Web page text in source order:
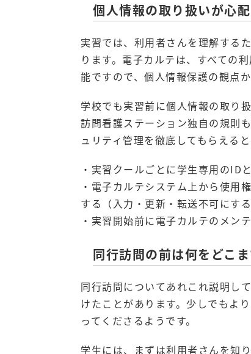
個人情報の取り扱いが心
実習では、利用者さんを理解する
ります。電子カルテは、すべての
能ですので、個人情報保護の観点
学校でも実習前に個人情報の取り
訪問看護ステーション独自の規則
ュリティ管理を徹底してもらえると
・実習クールごとに学生専用のID
・電子カルテシステム上から使用
する（入力・更新・転送不可にする
・実習開始前に電子カルテのメン
同行訪問の前は何をどこ
同行訪問についてあれこれ説明し
けたことがあります。少しでもよ
ってくださるようです。
学生には、まずは利用者さんを知